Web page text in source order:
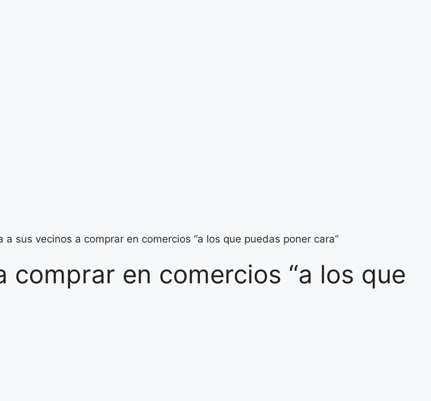
a sus vecinos a comprar en comercios “a los que puedas poner cara”
en comercios “a los que